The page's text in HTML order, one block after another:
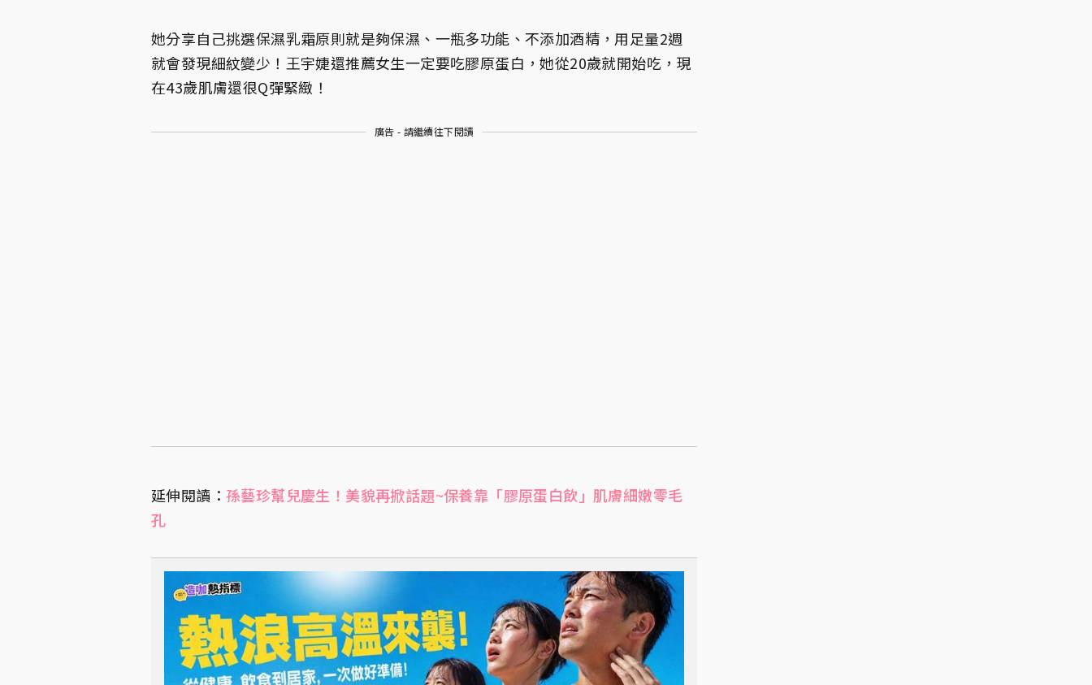
她分享自己挑選保濕乳霜原則就是夠保濕、一瓶多功能、不添加酒精，用足量2週
就會發現細紋變少！王宇婕還推薦女生一定要吃膠原蛋白，她從20歲就開始吃，現
在43歲肌膚還很Q彈緊緻！
廣告 - 請繼續往下閱讀
延伸閱讀： 孫藝珍幫兒慶生！美貌再掀話題~保養靠「膠原蛋白飲」肌膚細嫩零毛
孔